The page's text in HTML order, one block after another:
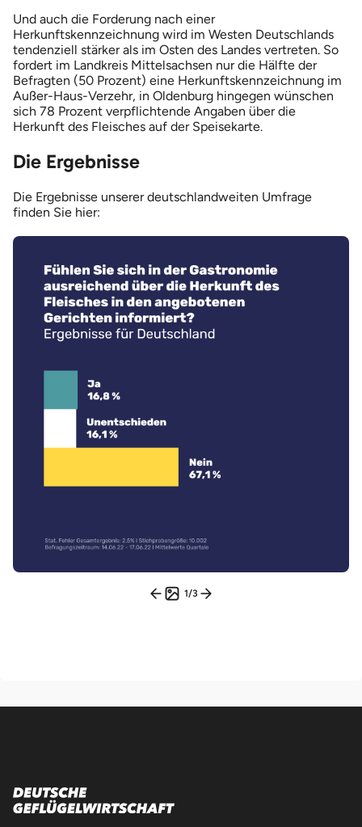
Und auch die Forderung nach einer
Herkunftskennzeichnung wird im Westen Deutschlands
tendenziell stärker als im Osten des Landes vertreten. So
fordert im Landkreis Mittelsachsen nur die Hälfte der
Befragten (50 Prozent) eine Herkunftskennzeichnung im
Außer-Haus-Verzehr, in Oldenburg hingegen wünschen
sich 78 Prozent verpflichtende Angaben über die
Herkunft des Fleisches auf der Speisekarte.
Die Ergebnisse
Die Ergebnisse unserer deutschlandweiten Umfrage
finden Sie hier:
1/3